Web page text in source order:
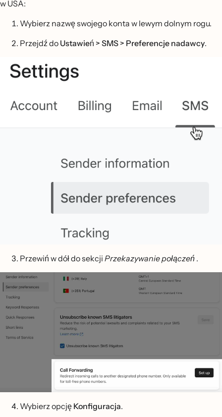
w USA:
Wybierz nazwę swojego konta w lewym dolnym rogu.
Przejdź do Ustawień > SMS > Preferencje nadawcy.
Przewiń w dół do sekcji Przekazywanie połączeń .
Wybierz opcję Konfiguracja.